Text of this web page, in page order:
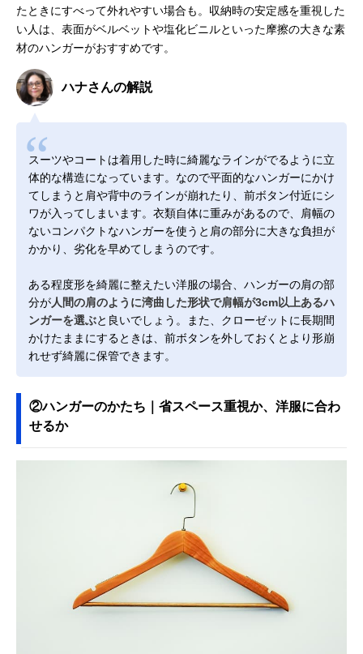
たときにすべって外れやすい場合も。収納時の安定感を重視した
い人は、表面がベルベットや塩化ビニルといった摩擦の大きな素
材のハンガーがおすすめです。
ハナさんの解説
スーツやコートは着用した時に綺麗なラインがでるように立
体的な構造になっています。なので平面的なハンガーにかけ
てしまうと肩や背中のラインが崩れたり、前ボタン付近にシ
ワが入ってしまいます。衣類自体に重みがあるので、肩幅の
ないコンパクトなハンガーを使うと肩の部分に大きな負担が
かかり、劣化を早めてしまうのです。
ある程度形を綺麗に整えたい洋服の場合、ハンガーの肩の部
分が人間の肩のように湾曲した形状で肩幅が3cm以上あるハ
ンガーを選ぶと良いでしょう。また、クローゼットに長期間
かけたままにするときは、前ボタンを外しておくとより形崩
れせず綺麗に保管できます。
②ハンガーのかたち｜省スペース重視か、洋服に合わ
せるか